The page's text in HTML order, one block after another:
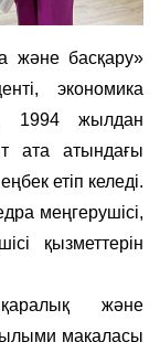
және басқару»
экономика
1994 жылдан
ата атындағы
етіп келеді.
меңгерушісі,
қызметтерін
және
мақаласы